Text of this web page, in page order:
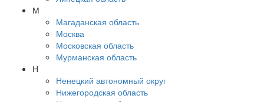
М
Магаданская область
Москва
Московская область
Мурманская область
Н
Ненецкий автономный округ
Нижегородская область